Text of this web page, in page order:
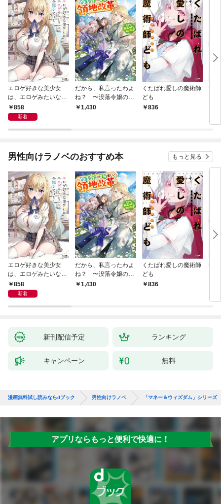
エロゲ好きな美少女
は、エロゲみたいなこ
と全部シてほしい【電
子ＳＳ特典付き】
858
新着
だから、私言ったわよ
ね？ 〜没落令嬢の案
外楽しい領地改革〜
1,430
くたばれ愛しの魔術師
ども
836
学
命
男性向けラノベのおすすめ本 もっと見る
エロゲ好きな美少女
は、エロゲみたいなこ
と全部シてほしい【電
子ＳＳ特典付き】
858
新着
だから、私言ったわよ
ね？ 〜没落令嬢の案
外楽しい領地改革〜
1,430
くたばれ愛しの魔術師
ども
836
学
命
新刊配信予定 ランキング
キャンペーン 無料
漫画無料試し読みならdブック 男性向けラノベ 「マネー＆ウィズダム」シリーズ
アプリならもっと便利で快適に！